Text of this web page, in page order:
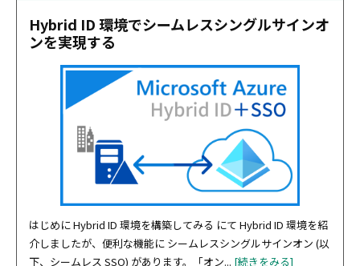
Hybrid ID 環境でシームレスシングルサインオ
ンを実現する
はじめに Hybrid ID 環境を構築してみる にて Hybrid ID 環境を紹
介しましたが、便利な機能に シームレスシングルサインオン (以
下、シームレス SSO) があります。「オン... [続きをみる]